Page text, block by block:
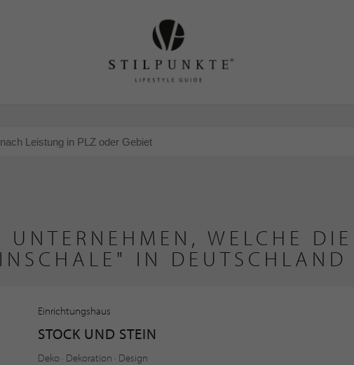
UNTERNEHMEN, WELCHE
IN DEUTSCHLAND
Einrichtungshaus
STOCK UND STEIN
Deko · Dekoration · Design